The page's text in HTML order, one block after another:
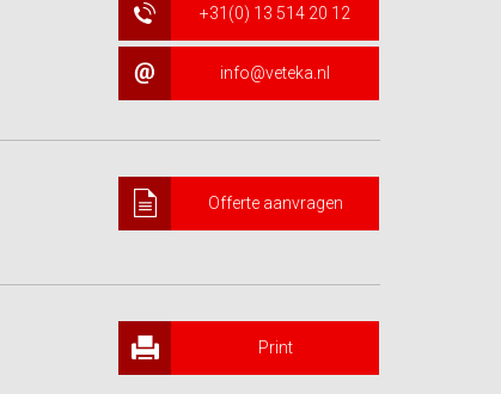
+31(0) 13 514 20 12
info@veteka.nl
Offerte aanvragen
Print